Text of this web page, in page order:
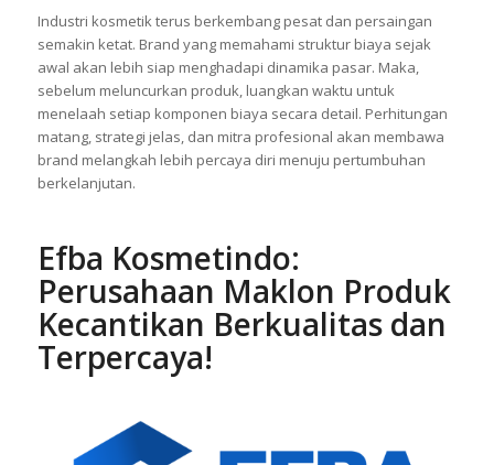
Industri kosmetik terus berkembang pesat dan persaingan
semakin ketat. Brand yang memahami struktur biaya sejak
awal akan lebih siap menghadapi dinamika pasar. Maka,
sebelum meluncurkan produk, luangkan waktu untuk
menelaah setiap komponen biaya secara detail. Perhitungan
matang, strategi jelas, dan mitra profesional akan membawa
brand melangkah lebih percaya diri menuju pertumbuhan
berkelanjutan.
Efba Kosmetindo:
Perusahaan Maklon Produk
Kecantikan Berkualitas dan
Terpercaya!